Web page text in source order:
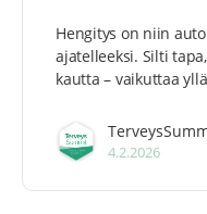
Hengitys on niin
ajatelleeksi. Silti
kautta – vaikuttaa
4.2.2026